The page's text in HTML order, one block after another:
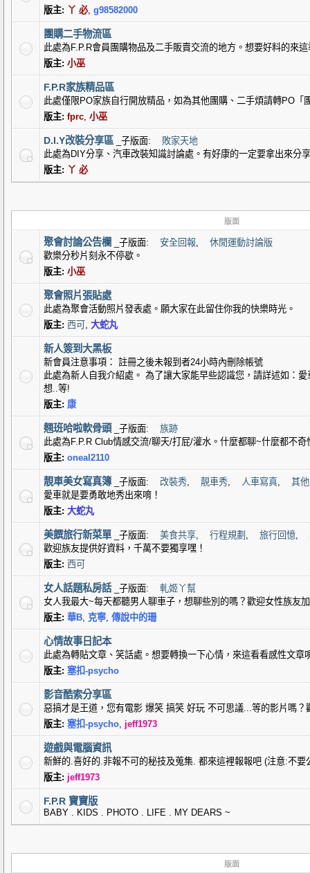
版主: 丫 必, g98582000
團購二手物流區
此處為F.P.R會員團購物品及二手販賣交流的地方。想要好料的來
版主: 小巫
F.P.R家族精品區
此處僅限PO家族自行開放精品，如為其他團購、二手煩請轉PO「
版主: fprc, 小巫
D.I.Y改裝分享區 _子版面:
敗家天地
此處為DIY分享、汽車改裝知識討論處。有好康的一定要拿出來分
版主: 丫 必
版面
聚會討論公告欄 _子版面: 安全回報,
休閒運動討論版
歡樂分秒片刻永不停歇。
版主: 小巫
聚會照片張貼處
此處為聚會活動照片發表處。願大家在此留住你我的快樂時光。
版主: 西可 , 大蛇丸
新人簽到大黑板
新會員注意事項： 註冊之後未報到者24小時內刪除帳號
此處為新人自我介紹處。 為了讓大家能早些認識您，請詳述如：
想..等!
版主: 康
翹班哈啦軟骨頭 _子版面:
族跡
此處為F.P.R Club情感交流/聊天/打屁/灌水。什麼都聊~什麼都不奇
版主: oneal2110
靚車美女寫真簿 _子版面: 改裝秀, 靚車秀, 人車寫真,
其
愛車就是要勇敢地秀出來唷！
版主: 大蛇丸
美饌旅行新菜單 _子版面: 美食共享, 行程規劃 , 旅行回憶,
歡迎族友提供好資料，千萬不要獨享嘿！
版主: 西可
女人話題私房話 _子版面:
軋姬丫幫
女人我最大~每天都聽男人聊車子，想聊些別的嗎？歡迎女性族友
版主: 華B, 克寧, 傳說中的珊
心情故事日記本
此處為轉貼文章、笑話處。想要轉換一下心情，來這看看感性文章
版主: 塞扣-psycho
影音酷索分享區
惡搞才是王道，您有電影 爆笑 搞笑 好玩 不可思議...等的影片嗎？
版主: 塞扣-psycho, jeff1973
遊戲與電腦資訊
新鮮的.喜好的.非報不可的秘技及蒐集. 都來這裡報報吧 (注意:不
版主: jeff1973
F.P.R 寶寶版
BABY . KIDS . PHOTO . LIFE . MY DEARS ~
版面